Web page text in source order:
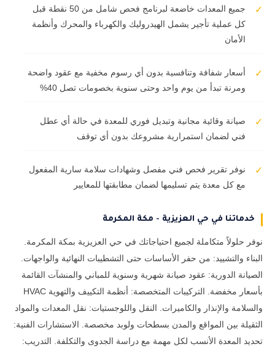
✓
جميع المعدات خاضعة لبرنامج فحص شامل من 50 نقطة قبل
كل عملية تأجير يشمل الهيدروليك والكهرباء والمحرك وأنظمة
الأمان
✓
أسعار شفافة وتنافسية بدون أي رسوم مخفية مع عقود واضحة
ومرنة تبدأ من يوم واحد وحتى سنوية بخصومات تصل 40%
✓
صيانة وقائية مجانية وتبديل فوري للمعدة في حالة أي عطل
فني لضمان استمرارية مشروعك بدون أي توقف
✓
نوفر تقرير فحص فني مفصل وشهادات سلامة سارية المفعول
مع كل معدة يتم تسليمها لضمان مطابقتها للمعايير
خدماتنا في حي العزيزية - مكة المكرمة
نوفر حلولاً متكاملة لجميع احتياجاتك في حي العزيزية بمكة المكرمة.
البناء والتشييد: من حفر الأساسات حتى التشطيبات النهائية والواجهات.
الصيانة الدورية: عقود صيانة شهرية وسنوية للمباني والمنشآت القائمة
بأسعار مخفضة. التركيبات المتخصصة: أنظمة التكييف والتهوية HVAC
والسلامة والإنذار والكاميرات. النقل واللوجستيات: نقل المعدات والمواد
الثقيلة بين المواقع والمدن بسطحات ولوبد مخصصة. الاستشارات الفنية:
تحديد المعدة الأنسب لكل مهمة مع دراسة الجدوى والتكلفة. التدريب: